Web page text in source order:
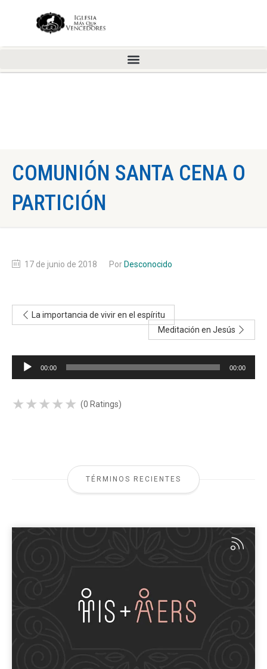
COMUNIÓN SANTA CENA O
PARTICIÓN
17 de junio de 2018 Por Desconocido
La importancia de vivir en el espíritu
Meditación en Jesús
Reproductor
00:00 00:00
★★★★★
★★★★★ (0 Ratings)
TÉRMINOS RECIENTES